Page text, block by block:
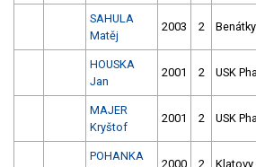
SAHULA
Matěj
2003 2 Benátky
HOUSKA
Jan
2001 2 USK
MAJER
Kryštof
2001 2 USK
POHANKA
2000 2 Klatovy